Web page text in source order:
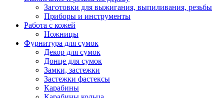
Заготовки для выжигания, выпиливания, резьбы
Приборы и инструменты
Работа с кожей
Ножницы
Фурнитура для сумок
Декор для сумок
Донце для сумок
Замки, застежки
Застежки фастексы
Карабины